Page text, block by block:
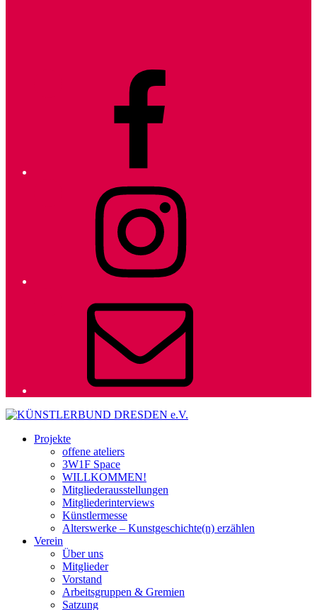
Projekte
offene ateliers
3W1F Space
WILLKOMMEN!
Mitgliederausstellungen
Mitgliederinterviews
Künstlermesse
Alterswerke – Kunstgeschichte(n) erzählen
Verein
Über uns
Mitglieder
Vorstand
Arbeitsgruppen & Gremien
Satzung